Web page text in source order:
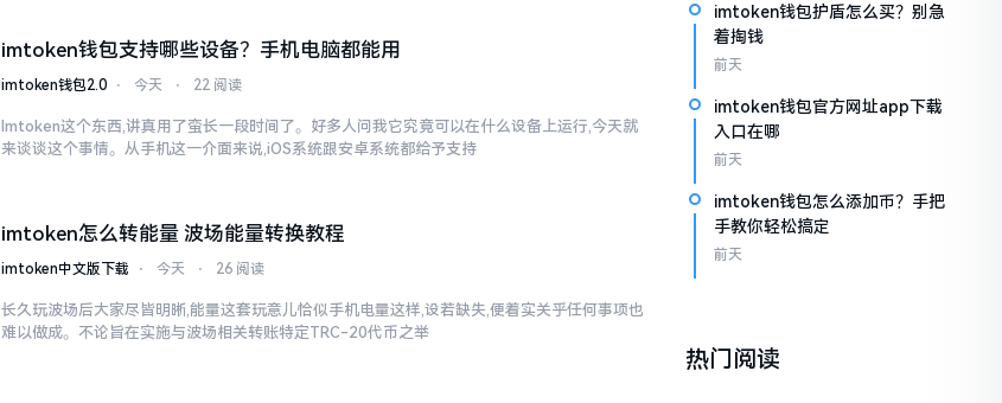
imtoken钱包支持哪些设备？手机电脑都能用
imtoken钱包2.0 ⋅ 今天 ⋅ 22 阅读
Imtoken这个东西,讲真用了蛮长一段时间了。好多人问我它究竟可以在什么设备上运行,今天就
来谈谈这个事情。从手机这一介面来说,iOS系统跟安卓系统都给予支持
imtoken怎么转能量 波场能量转换教程
imtoken中文版下载 ⋅ 今天 ⋅ 26 阅读
长久玩波场后大家尽皆明晰,能量这套玩意儿恰似手机电量这样,设若缺失,便着实关乎任何事项也
难以做成。不论旨在实施与波场相关转账特定TRC-20代币之举
imtoken钱包护盾怎么买？别急
着掏钱
前天
imtoken钱包官方网址app下载
入口在哪
前天
imtoken钱包怎么添加币？手把
手教你轻松搞定
前天
热门阅读